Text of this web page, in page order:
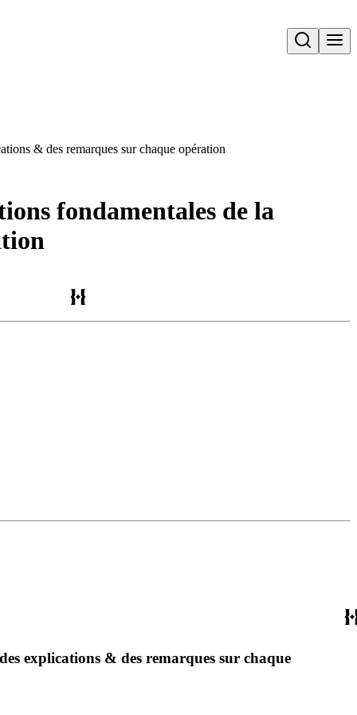
Open search
& des remarques sur chaque opération
fondamentales de la
explications & des remarques sur chaque